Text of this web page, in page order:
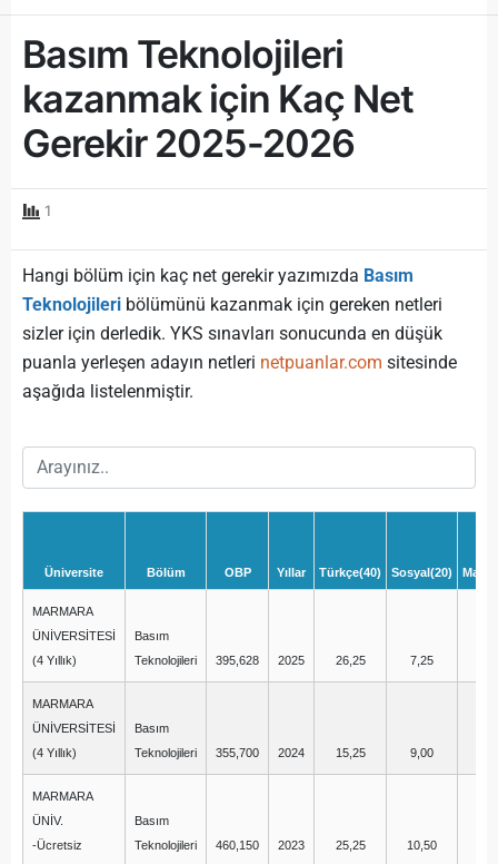
Basım Teknolojileri
kazanmak için Kaç Net
Gerekir 2025-2026
1
Hangi bölüm için kaç net gerekir yazımızda Basım
Teknolojileri bölümünü kazanmak için gereken netleri
sizler için derledik. YKS sınavları sonucunda en düşük
puanla yerleşen adayın netleri netpuanlar.com sitesinde
aşağıda listelenmiştir.
Üniversite Bölüm OBP Yıllar Türkçe(40) Sosyal(20)
MARMARA
ÜNİVERSİTESİ
(4 Yıllık)
Basım
Teknolojileri
395,628 2025 26,25 7,25
MARMARA
ÜNİVERSİTESİ
(4 Yıllık)
Basım
Teknolojileri
355,700 2024 15,25 9,00
MARMARA
ÜNİV.
-Ücretsiz
Basım
Teknolojileri
460,150 2023 25,25 10,50